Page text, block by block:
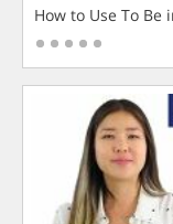
How to Use To Be